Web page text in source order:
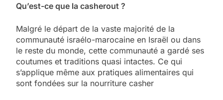
Qu’est-ce que la casherout ?
Malgré le départ de la vaste majorité de la
communauté israélo-marocaine en Israël ou dans
le reste du monde, cette communauté a gardé ses
coutumes et traditions quasi intactes. Ce qui
s’applique même aux pratiques alimentaires qui
sont fondées sur la nourriture casher